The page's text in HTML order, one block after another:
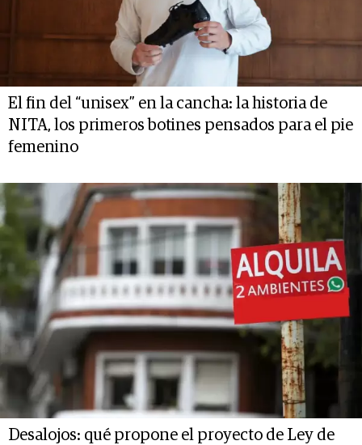
El fin del “unisex” en la cancha: la historia de
NITA, los primeros botines pensados para el pie
femenino
Desalojos: qué propone el proyecto de Ley de